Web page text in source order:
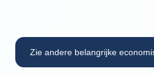
Zie andere belangrijke